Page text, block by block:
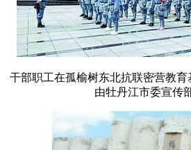
干部职工在孤榆树东北抗联密营教
由牡丹江市委宣传